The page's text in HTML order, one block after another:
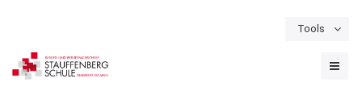
Tools
Schulportal Termine